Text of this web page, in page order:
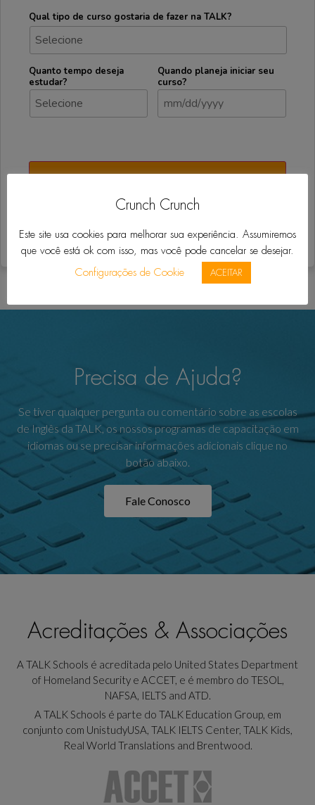
Qual tipo de curso gostaria de fazer na TALK?
Quanto tempo deseja
estudar?
Quando planeja iniciar seu
curso?
Precisa de ajuda? Fale Conosco
Precisa de Ajuda?
Se tiver qualquer pergunta ou comentário sobre as escolas
de Inglês da TALK, os nossos programas de capacitação em
idiomas ou se precisar informações adicionais clique no
botão abaixo.
Fale Conosco
Acreditações & Associações
A TALK Schools é acreditada pelo United States Department
of Homeland Security e ACCET, e é membro do TESOL,
NAFSA, IELTS and ATD.
A TALK Schools é parte do TALK Education Group, em
conjunto com UnistudyUSA, TALK IELTS Center, TALK Kids,
Real World Translations and Brentwood.
Crunch Crunch
Este site usa cookies para melhorar sua experiência. Assumiremos
que você está ok com isso, mas você pode cancelar se desejar.
Configurações de Cookie
ACEITAR